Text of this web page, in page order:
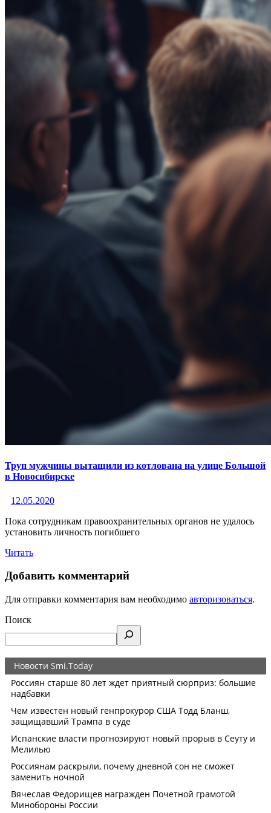
Труп мужчины вытащили из котлована на улице Большой
в Новосибирске
12.05.2020
Пока сотрудникам правоохранительных органов не удалось
установить личность погибшего
Читать
Добавить комментарий
Для отправки комментария вам необходимо авторизоваться.
Поиск